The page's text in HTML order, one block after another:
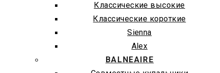
Классические высокие
Классические короткие
Sienna
Alex
BALNEAIRE